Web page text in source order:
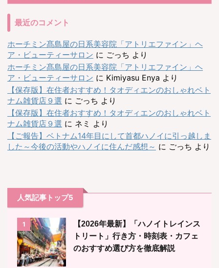
最近のコメント
ホーチミン髙島屋の日系美容院「アトリエファイン」ヘ
ア・ビューティーサロン に ごっち より
ホーチミン髙島屋の日系美容院「アトリエファイン」ヘ
ア・ビューティーサロン に Kimiyasu Enya より
【保存版】在住者おすすめ！タオディエンのおしゃれベト
ナム雑貨店９選 に ごっち より
【保存版】在住者おすすめ！タオディエンのおしゃれベト
ナム雑貨店９選 に ネミ より
【ご報告】ベトナム14年目にして首都ハノイに引っ越しま
した～今後の活動やハノイに住んだ感想～ に ごっち より
人気記事トップ5
1
【2026年最新】「ハノイトレインス
トリート」行き方・時刻表・カフェ
のおすすめ選び方を徹底解説